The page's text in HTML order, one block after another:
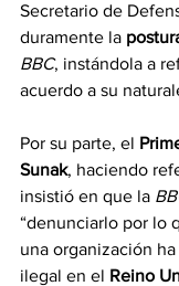
Secretario de
duramente la
BBC, instándola a
acuerdo a su
Por su parte, el
Sunak, haciendo
insistió en que la
“denunciarlo por lo
una organización
ilegal en el Reino